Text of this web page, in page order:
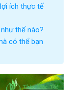
ích thực tế
thế nào?
có thể bạn